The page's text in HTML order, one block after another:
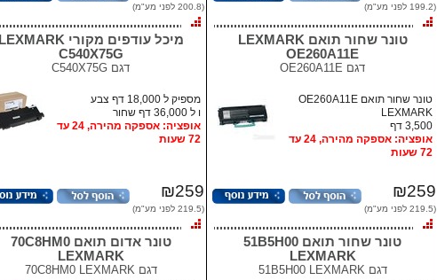
(199.2 לפני מע"מ) (200.8 לפני מע"מ)
טונר שחור תואם LEXMARK
OE260A11E
דגם OE260A11E
מיכל עודפים מקורי LEXMARK
C540X75G
דגם C540X75G
טונר שחור תואם OE260A11E
LEXMARK
3,500 דף
אופציה: אספקה מהירה, 24 עד
72 שעות
מספיק ל 18,000 דף צבע
ו ל 36,000 דף שחור
אופציה: אספקה מהירה, 24 עד
72 שעות
₪259
(219.5 לפני מע"מ)
₪259
(219.5 לפני מע"מ)
טונר שחור תואם 51B5H00
LEXMARK
דגם51B5H00 LEXMARK
טונר אדום תואם 70C8HM0
LEXMARK
דגם70C8HM0 LEXMARK